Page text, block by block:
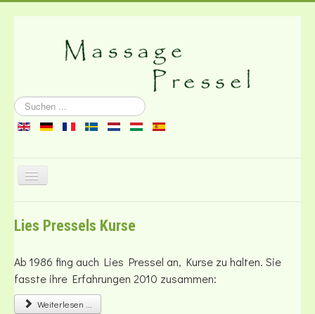
Suchen
...
Navigation
Literatur
Kontakt
Lies Pressels Kurse
Ab 1986 fing auch Lies Pressel an, Kurse zu halten. Sie
fasste ihre Erfahrungen 2010 zusammen:
Weiterlesen ...